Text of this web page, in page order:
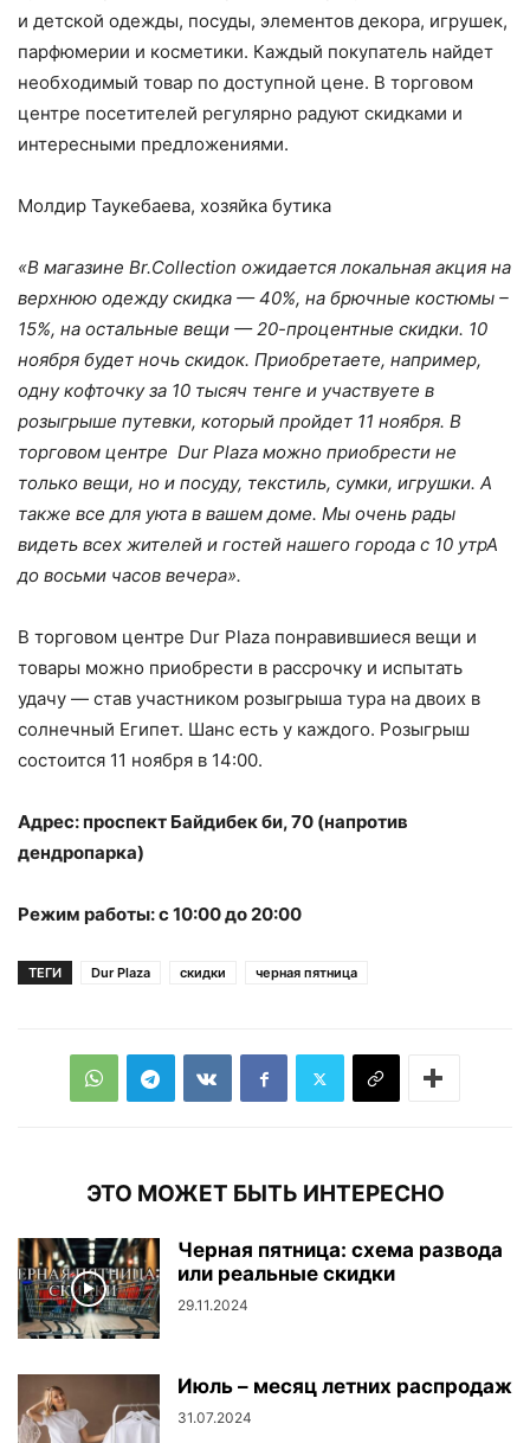
и детской одежды, посуды, элементов декора, игрушек,
парфюмерии и косметики. Каждый покупатель найдет
необходимый товар по доступной цене. В торговом
центре посетителей регулярно радуют скидками и
интересными предложениями.
Молдир Таукебаева, хозяйка бутика
«В магазине Br.Сollection ожидается локальная акция на
верхнюю одежду скидка — 40%, на брючные костюмы –
15%, на остальные вещи — 20-процентные скидки. 10
ноября будет ночь скидок. Приобретаете, например,
одну кофточку за 10 тысяч тенге и участвуете в
розыгрыше путевки, который пройдет 11 ноября. В
торговом центре Dur Plaza можно приобрести не
только вещи, но и посуду, текстиль, сумки, игрушки. А
также все для уюта в вашем доме. Мы очень рады
видеть всех жителей и гостей нашего города с 10 утрА
до восьми часов вечера».
В торговом центре Dur Plaza понравившиеся вещи и
товары можно приобрести в рассрочку и испытать
удачу — став участником розыгрыша тура на двоих в
солнечный Египет. Шанс есть у каждого. Розыгрыш
состоится 11 ноября в 14:00.
Адрес: проспект Байдибек би, 70 (напротив
дендропарка)
Режим работы: с 10:00 до 20:00
ТЕГИ Dur Plaza скидки черная пятница
ЭТО МОЖЕТ БЫТЬ ИНТЕРЕСНО
Черная пятница: схема развода
или реальные скидки
29.11.2024
Июль – месяц летних распродаж
31.07.2024